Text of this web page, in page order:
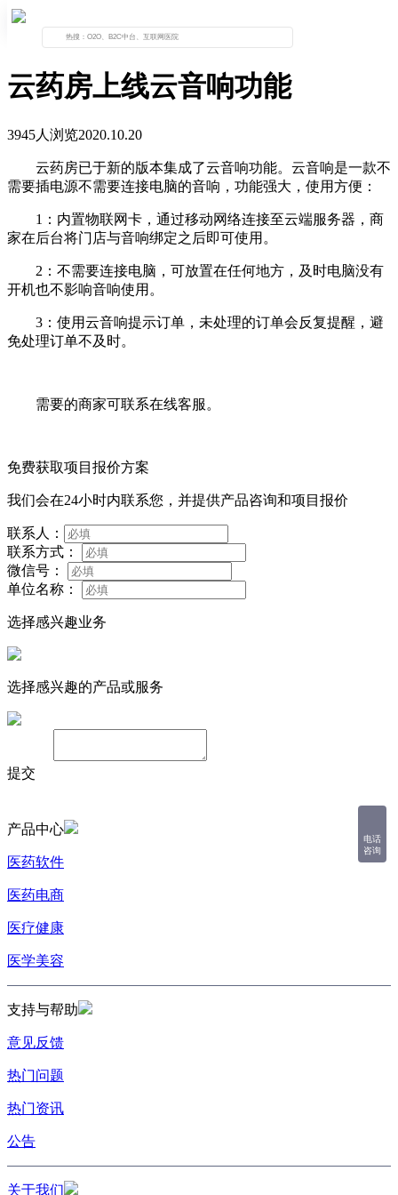
公告列表 云药房上线云音响功能
云药房上线云音响功能
3945人浏览2020.10.20
云药房已于新的版本集成了云音响功能。云音响是一款不
需要插电源不需要连接电脑的音响，功能强大，使用方便：
1：内置物联网卡，通过移动网络连接至云端服务器，商
家在后台将门店与音响绑定之后即可使用。
2：不需要连接电脑，可放置在任何地方，及时电脑没有
开机也不影响音响使用。
3：使用云音响提示订单，未处理的订单会反复提醒，避
免处理订单不及时。
需要的商家可联系在线客服。
免费获取项目报价方案
我们会在24小时内联系您，并提供产品咨询和项目报价
联系人：
联系方式：
微信号：
单位名称：
选择感兴趣业务
选择感兴趣的产品或服务
提交
电话
咨询
产品中心
医药软件
医药电商
医疗健康
医学美容
支持与帮助
意见反馈
热门问题
热门资讯
公告
关于我们